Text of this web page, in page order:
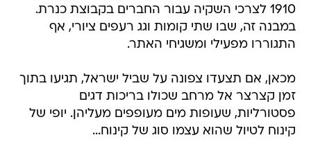
1910 לצרכי השקיה עבור החברים בקבוצת כנרת.
במבנה זה, שבו שתי קומות וגג רעפים ציורי, אף
התגוררו מפעילי ומשגיחי האתר.
מכאן, אם תצעדו צפונה על שביל ישראל, תגיעו בתוך
זמן קצרצר אל מרחב שכולו בריכות דגים
פסטורליות, שעופות מים מעופפים מעליהן. יופי של
קינוח לטיול שהוא עצמו סוג של קינוח...